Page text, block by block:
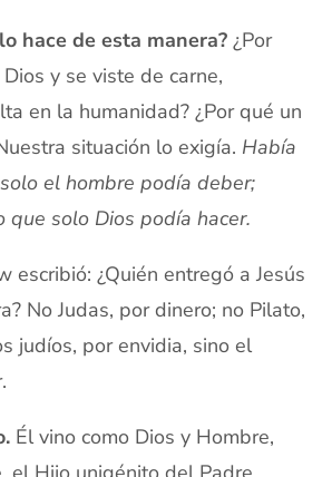
hace de esta manera? ¿Por
y se viste de carne,
en la humanidad? ¿Por qué un
situación lo exigía. Había
el hombre podía deber;
que solo Dios podía hacer.
escribió: ¿Quién entregó a Jesús
No Judas, por dinero; no Pilato,
judíos, por envidia, sino el
Él vino como Dios y Hombre,